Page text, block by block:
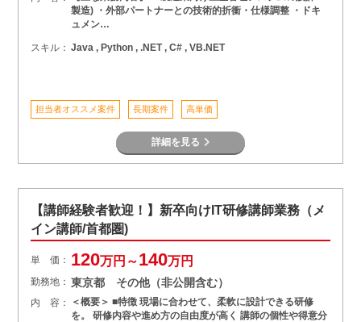
製造) ・外部パートナーとの技術的折衝・仕様調整 ・ドキ
ュメン…
スキル： Java , Python , .NET , C# , VB.NET
担当者オススメ案件 長期案件 高単価
詳細を見る
【講師経験者歓迎！】新卒向けIT研修講師業務（メ
イン講師/首都圏)
単 価： 120万円～140万円
勤務地： 東京都 その他（非公開含む）
内 容：
＜概要＞ ■特徴 現場に合わせて、柔軟に設計できる研修
を。 研修内容や進め方の自由度が高く 講師の個性や得意分